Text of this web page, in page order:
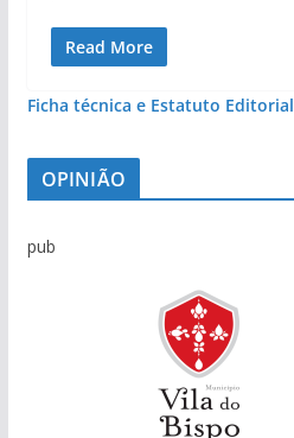
Read More
Ficha técnica e Estatuto Editorial
OPINIÃO
pub